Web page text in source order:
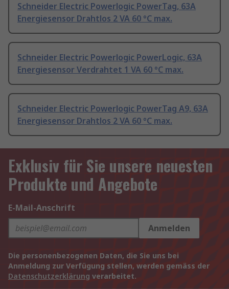
Schneider Electric Powerlogic PowerTag, 63A
Energiesensor Drahtlos 2 VA 60 °C max.
Schneider Electric Powerlogic PowerLogic, 63A
Energiesensor Verdrahtet 1 VA 60 °C max.
Schneider Electric Powerlogic PowerTag A9, 63A
Energiesensor Drahtlos 2 VA 60 °C max.
Exklusiv für Sie unsere neuesten
Produkte und Angebote
E-Mail-Anschrift
Anmelden
Die personenbezogenen Daten, die Sie uns bei
Anmeldung zur Verfügung stellen, werden gemäss der
Datenschutzerklärung verarbeitet.